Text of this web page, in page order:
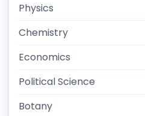
Physics
Chemistry
Economics
Political Science
Botany